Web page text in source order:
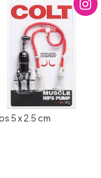
5 x 2.5 cm